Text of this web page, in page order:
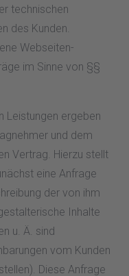
technischen
des Kunden.
Webseiten-
im Sinne von §§
Leistungen ergeben
und dem
Vertrag. Hierzu stellt
eine Anfrage
der von ihm
Inhalte
u. Ä. sind
vom Kunden
Diese Anfrage